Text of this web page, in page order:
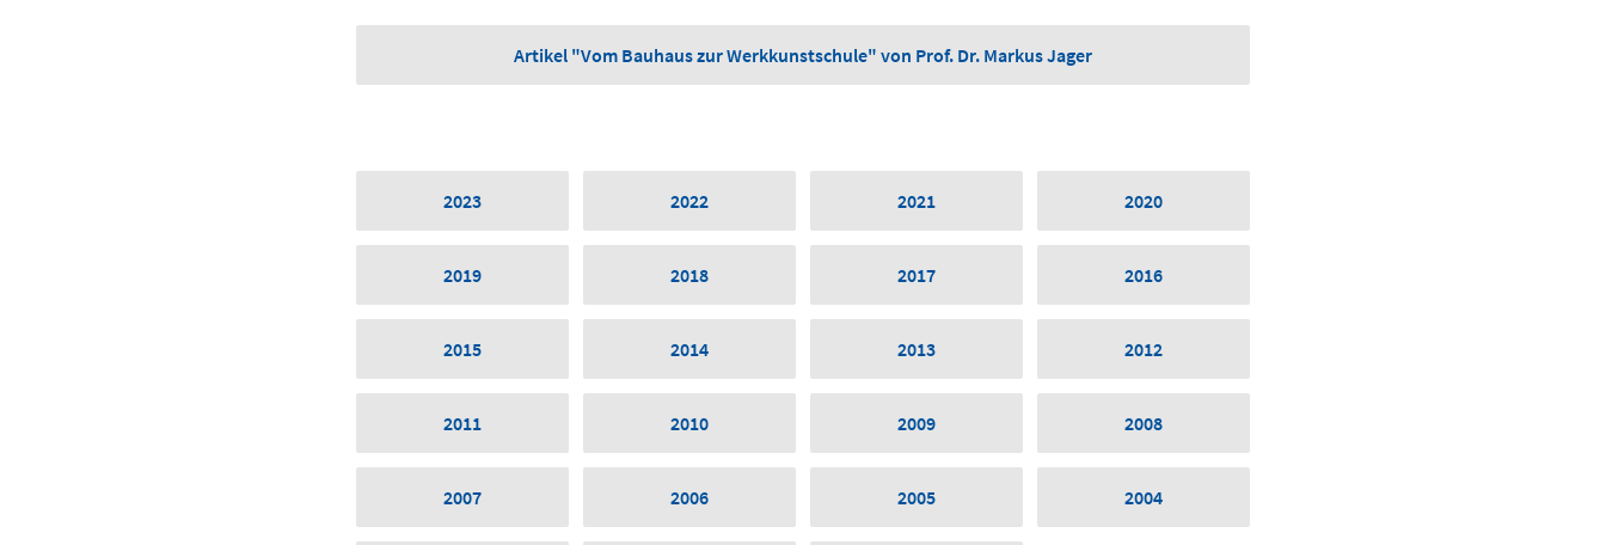
Artikel "Vom Bauhaus zur Werkkunstschule" von Prof. Dr. Markus Jager
2023 2022 2021 2020
2019 2018 2017 2016
2015 2014 2013 2012
2011 2010 2009 2008
2007 2006 2005 2004